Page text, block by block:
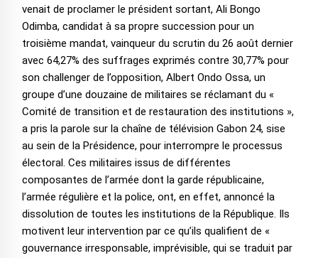
venait de proclamer le président sortant, Ali Bongo
Odimba, candidat à sa propre succession pour un
troisième mandat, vainqueur du scrutin du 26 août dernier
avec 64,27% des suffrages exprimés contre 30,77% pour
son challenger de l’opposition, Albert Ondo Ossa, un
groupe d’une douzaine de militaires se réclamant du «
Comité de transition et de restauration des institutions »,
a pris la parole sur la chaîne de télévision Gabon 24, sise
au sein de la Présidence, pour interrompre le processus
électoral. Ces militaires issus de différentes
composantes de l’armée dont la garde républicaine,
l’armée régulière et la police, ont, en effet, annoncé la
dissolution de toutes les institutions de la République. Ils
motivent leur intervention par ce qu’ils qualifient de «
gouvernance irresponsable, imprévisible, qui se traduit par